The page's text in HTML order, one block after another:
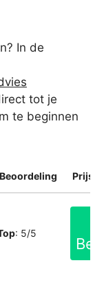
In de
tot je
te beginnen
Beoordeling
: 5/5